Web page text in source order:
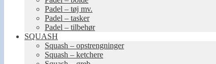
Padel – tøj mv.
Padel – tasker
Padel – tilbehør
SQUASH
Squash – opstrengninger
Squash – ketchere